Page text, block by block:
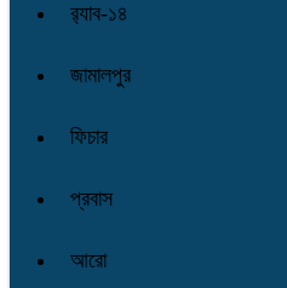
র‌্যাব-১৪
জামালপুর
ফিচার
প্রবাস
আরো